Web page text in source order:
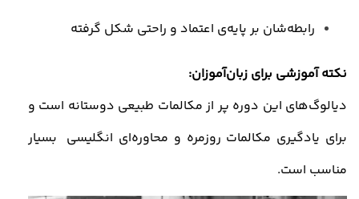
رابطه‌شان بر پایه‌ی اعتماد و راحتی شکل گرفته
نکته آموزشی برای زبان‌آموزان:
دیالوگ‌های این دوره پر از مکالمات طبیعی دوستانه است و
برای یادگیری مکالمات روزمره و محاوره‌ای انگلیسی بسیار
مناسب است.